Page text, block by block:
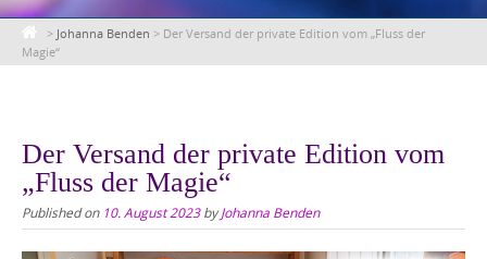
> Johanna Benden > Der Versand der private Edition vom „Fluss der
Magie“
Der Versand der private Edition vom
„Fluss der Magie“
Published on 10. August 2023byJohanna Benden